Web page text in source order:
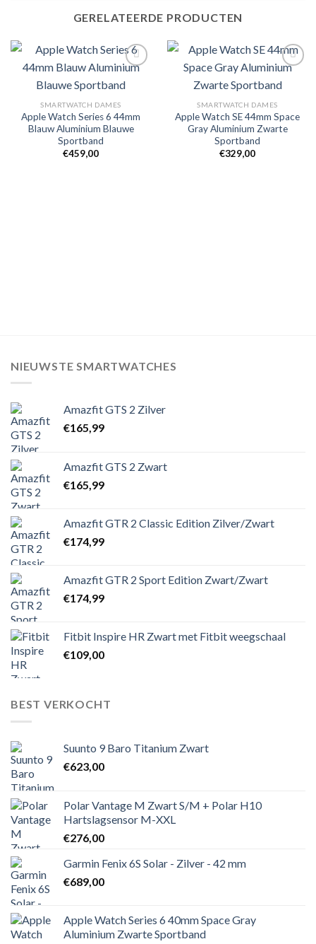
GERELATEERDE PRODUCTEN
aan
verlanglijst
SMARTWATCH DAMES
Apple Watch Series 6 44mm
Blauw Aluminium Blauwe
Sportband
€459,00
aan
verlanglijst
SMARTWATCH DAMES
Apple Watch SE 44mm Space
Gray Aluminium Zwarte
Sportband
€329,00
NIEUWSTE SMARTWATCHES
Amazfit GTS 2 Zilver
€165,99
Amazfit GTS 2 Zwart
€165,99
Amazfit GTR 2 Classic Edition Zilver/Zwart
€174,99
Amazfit GTR 2 Sport Edition Zwart/Zwart
€174,99
Fitbit Inspire HR Zwart met Fitbit weegschaal
€109,00
BEST VERKOCHT
Suunto 9 Baro Titanium Zwart
€623,00
Polar Vantage M Zwart S/M + Polar H10
Hartslagsensor M-XXL
€276,00
Garmin Fenix 6S Solar - Zilver - 42 mm
€689,00
Apple Watch Series 6 40mm Space Gray
Aluminium Zwarte Sportband